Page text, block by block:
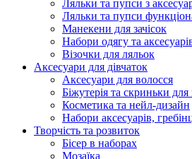
Ляльки та пупси з
Ляльки та пупси
Манекени для зачісок
Набори одягу та
Візочки для ляльок
Аксесуари для дівчаток
Аксесуари для волосся
Біжутерія та скриньки
Косметика та нейл-дизайн
Набори аксесуарів,
Творчість та розвиток
Бісер в наборах
Мозаїка